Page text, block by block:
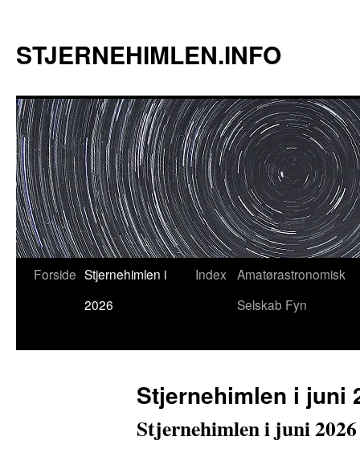
indhold
STJERNEHIMLEN.INFO
Forside Stjernehimlen i
2026
Index
Amatørastronomisk
Selskab Fyn
Stjernehimlen i juni
Stjernehimlen i juni 2026